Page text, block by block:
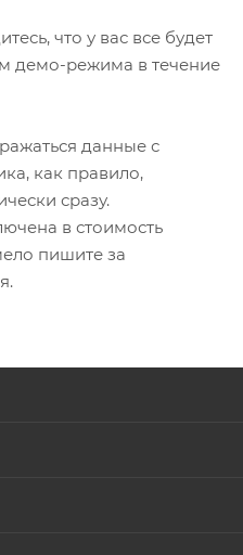
что у вас все будет
демо-режима в течение
данные с
как правило,
сразу.
в стоимость
пишите за